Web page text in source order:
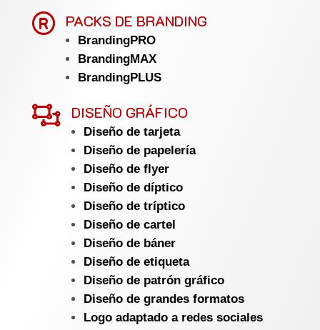
 PACKS DE BRANDING
BrandingPRO
BrandingMAX
BrandingPLUS
 DISEÑO GRÁFICO
Diseño de tarjeta
Diseño de papelería
Diseño de flyer
Diseño de díptico
Diseño de tríptico
Diseño de cartel
Diseño de báner
Diseño de etiqueta
Diseño de patrón gráfico
Diseño de grandes formatos
Logo adaptado a redes sociales